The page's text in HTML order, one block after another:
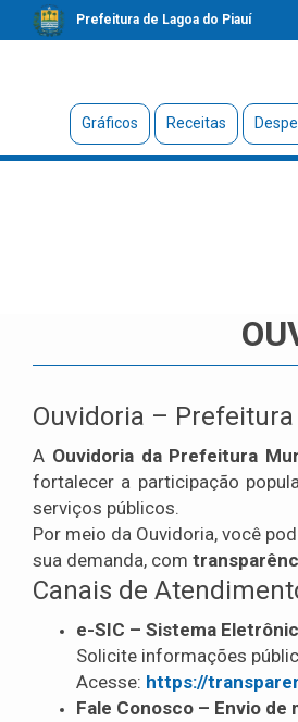
Prefeitura de Lagoa do Piauí
Gráficos Receitas
Ouvidoria –
A Ouvidoria da Prefeitura
fortalecer a participação
serviços públicos.
Por meio da Ouvidoria, você
sua demanda, com
Canais de
e-SIC – Sistema
Solicite informações
Acesse: https://
Fale Conosco – Envio de